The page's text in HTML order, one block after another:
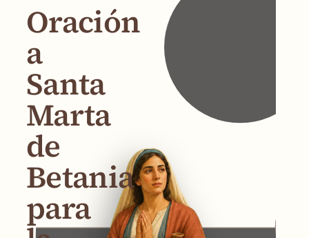
Oración
a
Santa
Marta
de
Betania
para